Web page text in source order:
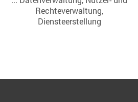
Rechteverwaltung,
Diensteerstellung